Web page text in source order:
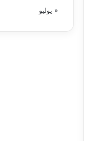
« يوليو